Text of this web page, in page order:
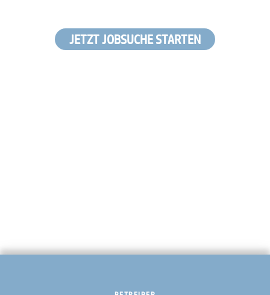
JETZT JOBSUCHE STARTEN